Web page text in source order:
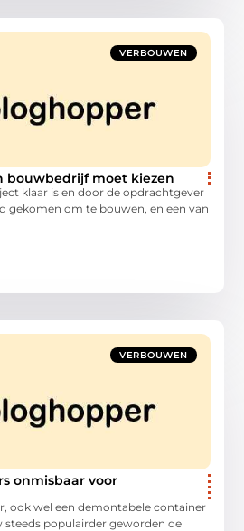
VERBOUWEN
bouwbedrijf moet kiezen
klaar is en door de opdrachtgever
gekomen om te bouwen, en een van
VERBOUWEN
onmisbaar voor
ook wel een demontabele container
steeds populairder geworden de